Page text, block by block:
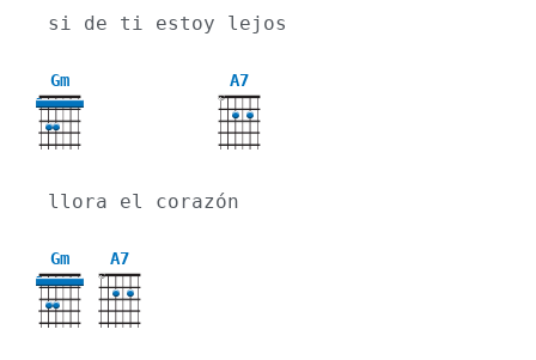
si de ti estoy lejos
Gm
3
A7
X
llora el corazón
Gm
3
A7
X